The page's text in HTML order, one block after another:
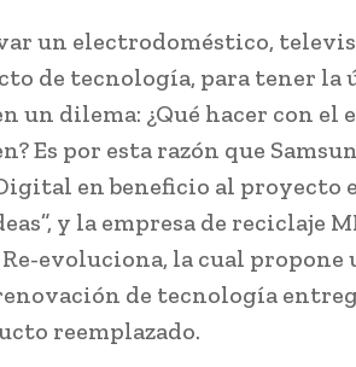
un electrodoméstico,
de tecnología, para tener la
un dilema: ¿Qué hacer con el
Es por esta razón que
en beneficio al proyecto
y la empresa de reciclaje
Re-evoluciona, la cual
de tecnología
reemplazado.